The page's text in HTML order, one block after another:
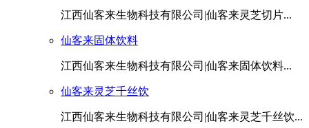
江西仙客来生物科技有限公司|仙客来灵芝切片...
仙客来固体饮料
江西仙客来生物科技有限公司|仙客来固体饮料...
仙客来灵芝千丝饮
江西仙客来生物科技有限公司|仙客来灵芝千丝饮...